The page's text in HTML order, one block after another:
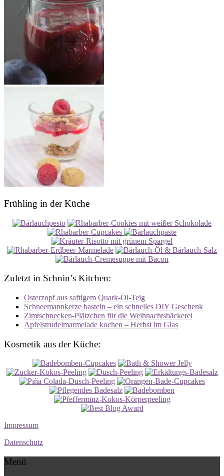
Frühling in der Küche
Zuletzt in Schnin’s Kitchen:
Osterzopf aus saftigem Quark-Öl-Teig
Schneemannkerze basteln – ein schnelles DIY Geschenk
Zimtschnecken-Plätzchen für die Weihnachtsbäckerei
Apfelstrudelmarmelade kochen – Herbst im Glas
Kosmetik aus der Küche:
Impressum
Datenschutz
Menü